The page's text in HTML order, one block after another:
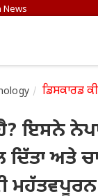
News
ਡਿਸਕਾਰਡ
ਇਸਨੇ
ਅਤੇ
ਮਹੱਤਵਪੂਰਨ